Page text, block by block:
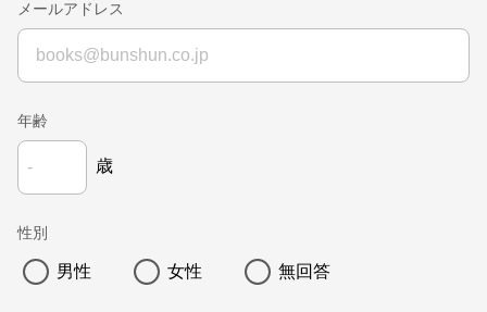
メールアドレス
年齢
歳
性別
男性 女性 無回答